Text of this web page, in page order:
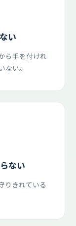
い
ら手を付けれ
い。
ない
りきれている